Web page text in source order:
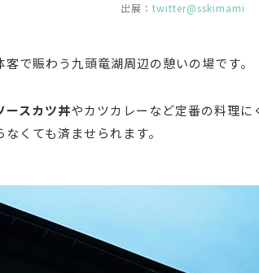
出展： twitter@sskimami
で賑わう九頭竜湖周辺の憩いの場です。
ースカツ丼やカツカレーなど定番の料理に
くても済ませられます。